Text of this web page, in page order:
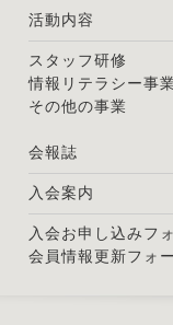
活動内容
スタッフ研修
情報リテラシー事
その他の事業
会報誌
入会案内
入会お申し込みフ
会員情報更新フォ